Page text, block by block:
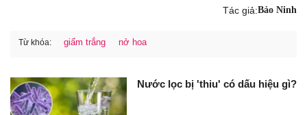
Tác giả:Bảo Ninh
Từ khóa: giấm trắng nở hoa
Nước lọc bị 'thiu' có dấu hiệu gì?